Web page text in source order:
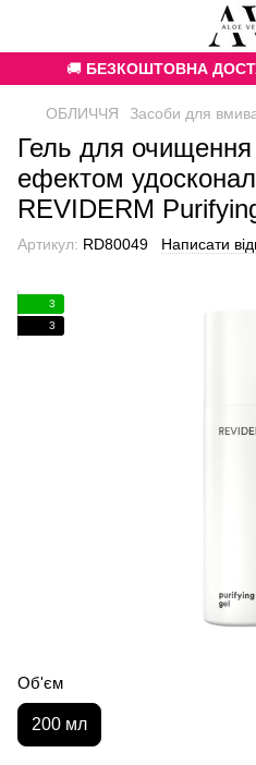
🚚 БЕЗКОШТОВНА
ОБЛИЧЧЯ Засоби для
Гель для
ефектом
REVIDERM
Артикул: RD80049 Написати
3
3
Об'єм
200 мл